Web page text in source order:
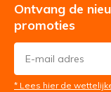
Ontvang de
promoties
* Lees hier de